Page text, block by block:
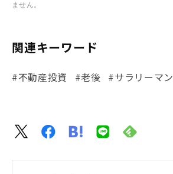
ません。
関連キーワード
#不動産投資 #老後 #サラリーマン